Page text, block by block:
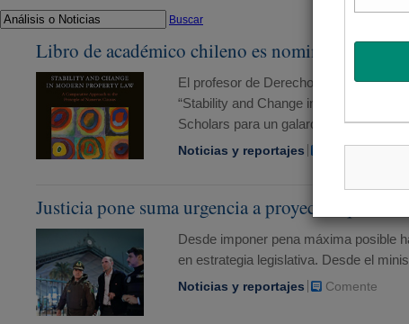
Buscar
Libro de académico chileno es nominado a
El profesor de Derecho Civil Ernesto
“Stability and Change in Modern
Scholars para un galardón que
Noticias y reportajes Comente
Justicia pone suma urgencia a proyectos que
Desde imponer pena máxima posible
en estrategia legislativa. Desde el
Noticias y reportajes Comente